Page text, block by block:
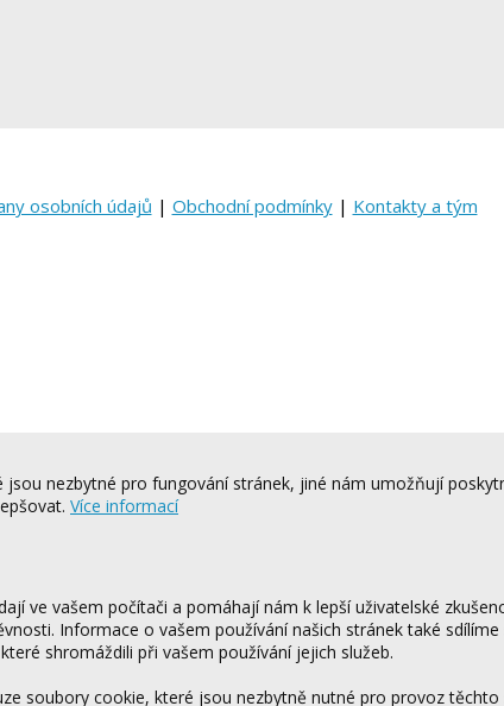
osobních údajů | Obchodní podmínky| Kontakty a tým
nezbytné pro fungování stránek, jiné nám umožňují
Více informací
ve vašem počítači a pomáhají nám k lepší uživatelské
Informace o vašem používání našich stránek také
shromáždili při vašem používání jejich služeb.
soubory cookie, které jsou nezbytně nutné pro provoz